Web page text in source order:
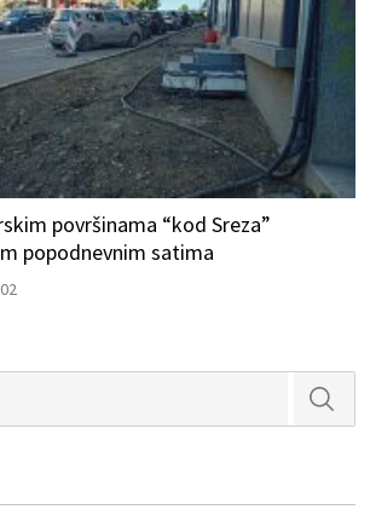
površinama “kod Sreza”
popodnevnim satima